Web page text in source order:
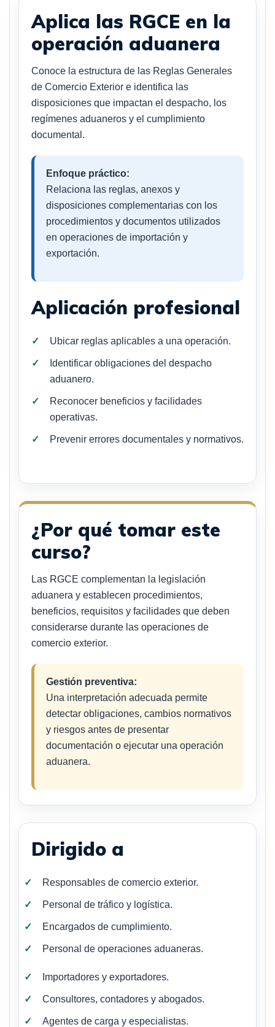
Aplica las RGCE en la
operación aduanera
Conoce la estructura de las Reglas Generales
de Comercio Exterior e identifica las
disposiciones que impactan el despacho, los
regímenes aduaneros y el cumplimiento
documental.
Enfoque práctico:
Relaciona las reglas, anexos y
disposiciones complementarias con los
procedimientos y documentos utilizados
en operaciones de importación y
exportación.
Aplicación profesional
Ubicar reglas aplicables a una operación.
Identificar obligaciones del despacho
aduanero.
Reconocer beneficios y facilidades
operativas.
Prevenir errores documentales y normativos.
¿Por qué tomar este
curso?
Las RGCE complementan la legislación
aduanera y establecen procedimientos,
beneficios, requisitos y facilidades que deben
considerarse durante las operaciones de
comercio exterior.
Gestión preventiva:
Una interpretación adecuada permite
detectar obligaciones, cambios normativos
y riesgos antes de presentar
documentación o ejecutar una operación
aduanera.
Dirigido a
Responsables de comercio exterior.
Personal de tráfico y logística.
Encargados de cumplimiento.
Personal de operaciones aduaneras.
Importadores y exportadores.
Consultores, contadores y abogados.
Agentes de carga y especialistas.